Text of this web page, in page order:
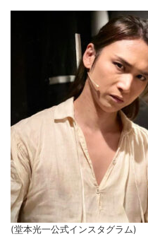
(堂本光一公式インスタグラム)